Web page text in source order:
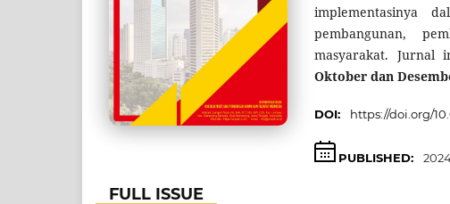
implementasinya
pembangunan,
masyarakat.
Oktober dan
DOI: https://doi.org/
PUBLISHED:
FULL ISSUE